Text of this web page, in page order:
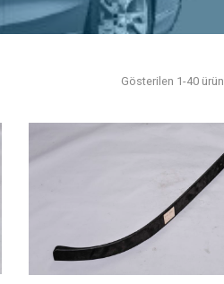
Gösterilen 1-40 ürün